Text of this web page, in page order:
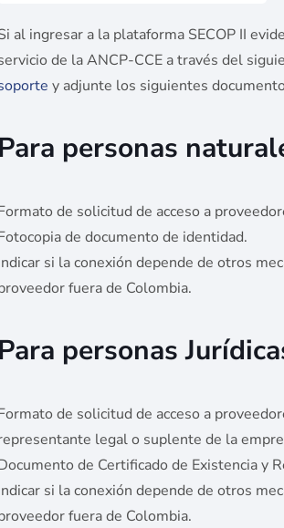
al ingresar a la plataforma SECOP II
de la ANCP-CCE a través del
y adjunte los siguientes
personas
de solicitud de acceso a
de documento de identidad.
si la conexión depende de otros
fuera de Colombia.
personas
de solicitud de acceso a
legal o suplente de la
de Certificado de Existencia y
si la conexión depende de otros
fuera de Colombia.